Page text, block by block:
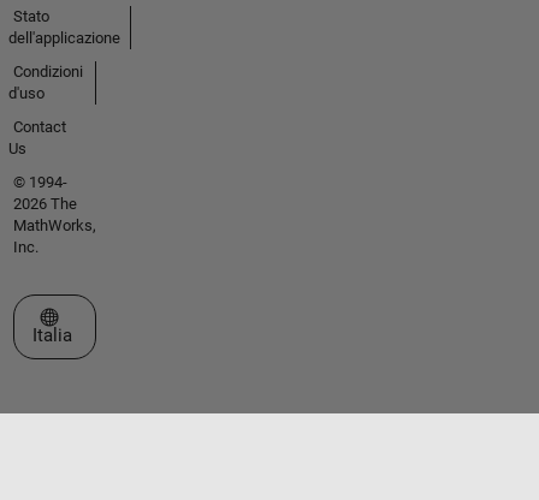
Stato
dell'applicazione
Condizioni
d'uso
Contact
Us
© 1994-
2026 The
MathWorks,
Inc.
Seleziona un sito web
Italia